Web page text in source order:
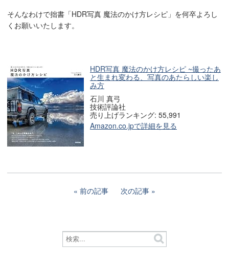
そんなわけで拙書「HDR写真 魔法のかけ方レシピ」を何卒よろし
くお願いいたします。
HDR写真 魔法のかけ方レシピ ~撮ったあ
と生まれ変わる、写真のあたらしい楽し
み方
石川 真弓
技術評論社
売り上げランキング: 55,991
Amazon.co.jpで詳細を見る
前の記事 次の記事